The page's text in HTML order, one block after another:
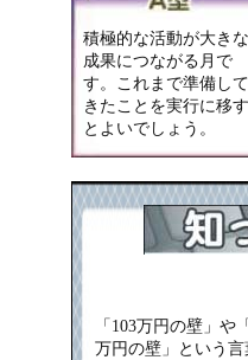
積極的な活動が大きな
成果につながる月で
す。これまで準備して
きたことを実行に移す
とよいでしょう。
「103万円の壁」
万円の壁」という